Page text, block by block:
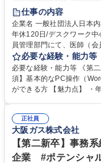
仕事の内容
企業名 一般社団法人日本内科学会 求人名 第二新卒歓迎
年休120日/デスクワーク中心で残業少なめ
員管理部門にて、医師（
テム入力、電話・FAX対応
営事務局業務などにも幅広く携わっ
入力業務】 ・医師（会員
・年会費の徴収管理や入金
年休120日/デスクワーク中
必要な経験・能力等
必要な経験・能力等 《第
須】基本的なPC操作（
ができる方 【魅力点】 ・年休120日以上に加え、9時～17時の「実働7時
整、資料作成、当日の運営サポート 学歴・資格 学歴：
力： 資格：
正社員
大阪ガス株式会社
【第二新卒】事務
企業 #ポテンシャ